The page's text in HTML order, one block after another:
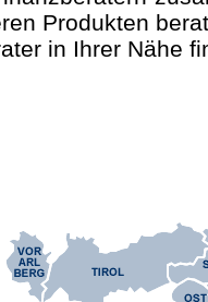
Produkten
in Ihrer Nähe